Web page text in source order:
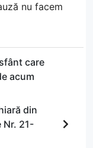
nu facem
care
acum
din
Nr. 21-